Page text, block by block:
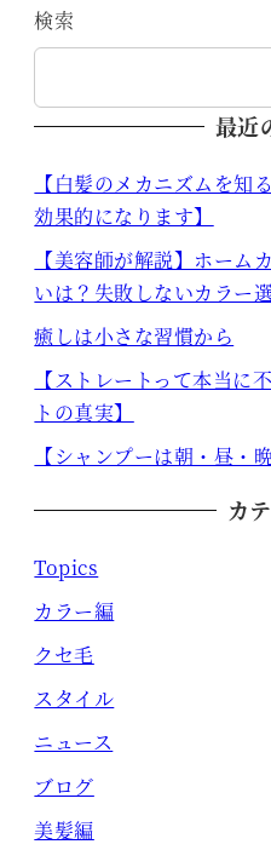
検索
最近
【白髪のメカニズムを知
効果的になります】
【美容師が解説】ホーム
いは？失敗しないカラー
癒しは小さな習慣から
【ストレートって本当に
トの真実】
【シャンプーは朝・昼・
カ
Topics
カラー編
クセ毛
スタイル
ニュース
ブログ
美髪編